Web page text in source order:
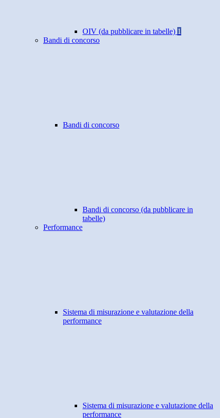
OIV (da pubblicare in tabelle) 1
Bandi di concorso
Bandi di concorso
Bandi di concorso (da pubblicare in
tabelle)
Performance
Sistema di misurazione e valutazione della
performance
Sistema di misurazione e valutazione della
performance